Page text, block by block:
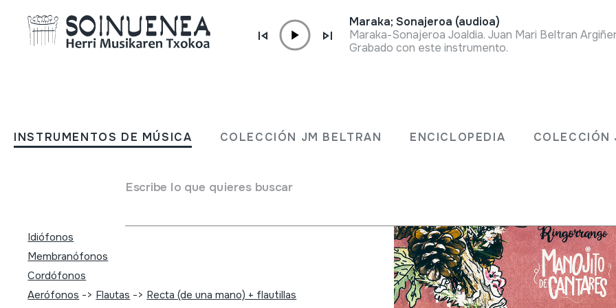
INSTRUMENTOS DE MÚSICA COLECCIÓN JM BELTRAN ENCICLOPEDIA COLECCIÓN
Escribe lo que quieres buscar
Maraka; Sonajeroa (audioa)
Grabado con este instrumento.
Manojito de cantares
Ringorrango; Agustín Gallego; Amelia García; Elisa Gallego; Fernando
Idiófonos
Membranófonos
Cordófonos
Aerófonos -> Flautas -> Recta (de una mano) + flautillas